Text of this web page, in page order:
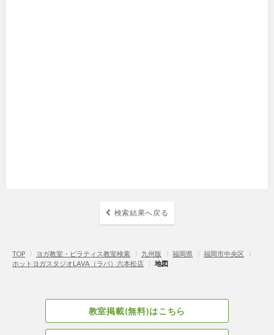
検索結果へ戻る
TOP 〉 ヨガ教室・ピラティス教室検索 〉 九州版 〉 福岡県 〉 福岡市中央区
〉
ホットヨガスタジオLAVA（ラバ）六本松店
〉 地図
教室掲載(無料)はこちら